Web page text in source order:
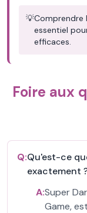
💡Comprendre
essentiel
efficaces.
Foire aux
Q:Qu'est-ce
exactement
A:Super
Game,